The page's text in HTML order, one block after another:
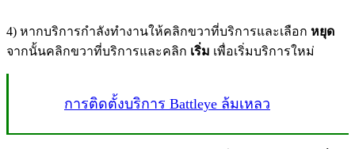
4) หากบริการกำลังทำงานให้คลิกขวาที่บริการและเลือก หยุด
จากนั้นคลิกขวาที่บริการและคลิก เริ่ม เพื่อเริ่มบริการใหม่
การติดตั้งบริการ Battleye ล้มเหลว